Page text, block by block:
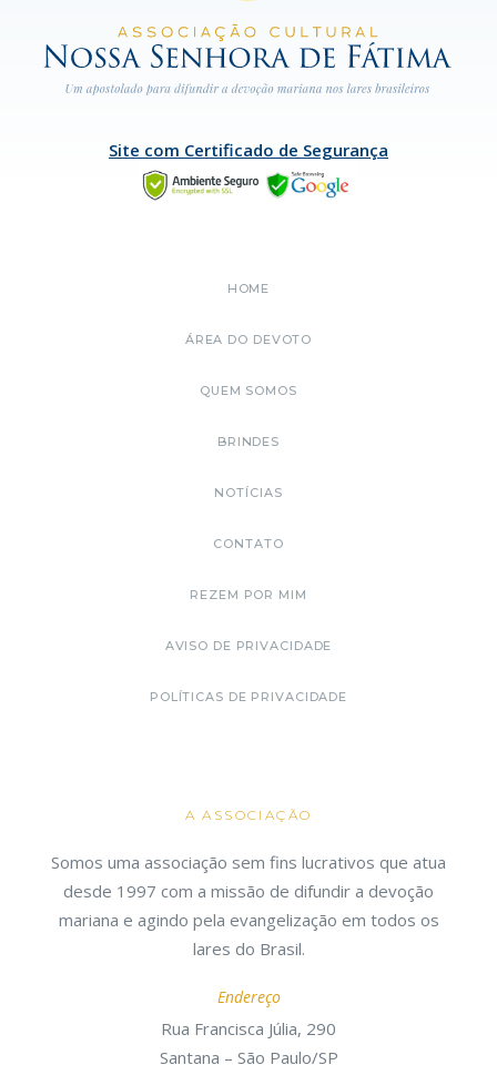
Site com Certificado de Segurança
HOME
ÁREA DO DEVOTO
QUEM SOMOS
BRINDES
NOTÍCIAS
CONTATO
REZEM POR MIM
AVISO DE PRIVACIDADE
POLÍTICAS DE PRIVACIDADE
A ASSOCIAÇÃO
Somos uma associação sem fins lucrativos que atua
desde 1997 com a missão de difundir a devoção
mariana e agindo pela evangelização em todos os
lares do Brasil.
Endereço
Rua Francisca Júlia, 290
Santana – São Paulo/SP